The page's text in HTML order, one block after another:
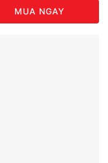
MUA NGAY